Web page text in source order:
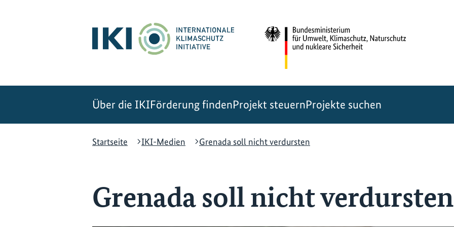
Über die IKIFörderung findenProjekt steuernProjekte suchen
Startseite
IKI-Medien Grenada soll nicht verdursten
Grenada soll nicht verdursten